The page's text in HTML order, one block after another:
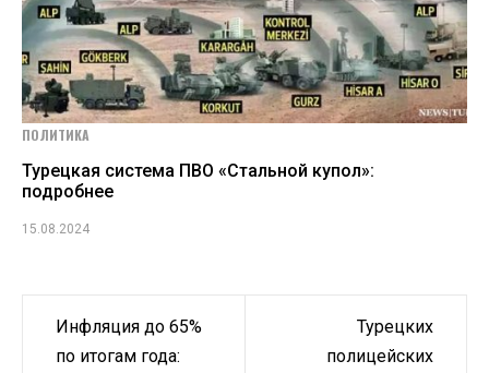
ПОЛИТИКА
Турецкая система ПВО «Стальной купол»:
подробнее
15.08.2024
Навигация
Инфляция до 65%
по итогам года:
Турецких
полицейских